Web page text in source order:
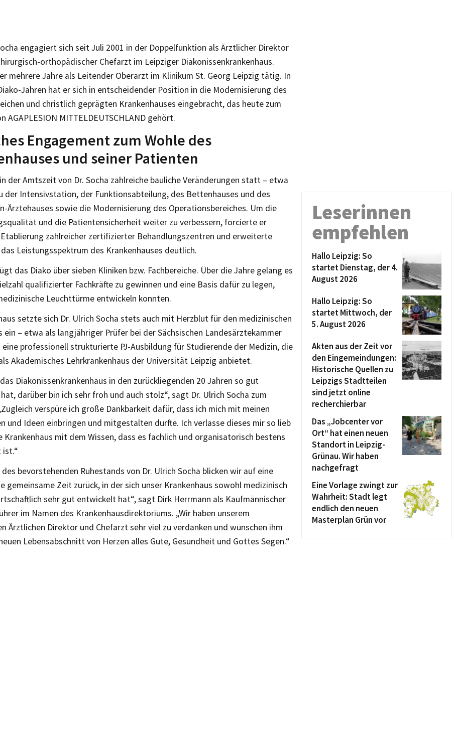
engagiert sich seit Juli 2001 in der Doppelfunktion als Ärztlicher Direktor
orthopädischer Chefarzt im Leipziger Diakonissenkrankenhaus.
mehrere Jahre als Leitender Oberarzt im Klinikum St. Georg Leipzig tätig. In
Jahren hat er sich in entscheidender Position in die Modernisierung des
und christlich geprägten Krankenhauses eingebracht, das heute zum
AGAPLESION MITTELDEUTSCHLAND gehört.
Engagement zum Wohle des
und seiner Patienten
der Amtszeit von Dr. Socha zahlreiche bauliche Veränderungen statt – etwa
der Intensivstation, der Funktionsabteilung, des Bettenhauses und des
Ärztehauses sowie die Modernisierung des Operationsbereiches. Um die
und die Patientensicherheit weiter zu verbessern, forcierte er
zahlreicher zertifizierter Behandlungszentren und erweiterte
Leistungsspektrum des Krankenhauses deutlich.
das Diako über sieben Kliniken bzw. Fachbereiche. Über die Jahre gelang es
qualifizierter Fachkräfte zu gewinnen und eine Basis dafür zu legen,
Leuchttürme entwickeln konnten.
setzte sich Dr. Ulrich Socha stets auch mit Herzblut für den medizinischen
ein – etwa als langjähriger Prüfer bei der Sächsischen Landesärztekammer
eine professionell strukturierte PJ-Ausbildung für Studierende der Medizin, die
Akademisches Lehrkrankenhaus der Universität Leipzig anbietet.
Diakonissenkrankenhaus in den zurückliegenden 20 Jahren so gut
darüber bin ich sehr froh und auch stolz“, sagt Dr. Ulrich Socha zum
verspüre ich große Dankbarkeit dafür, dass ich mich mit meinen
und Ideen einbringen und mitgestalten durfte. Ich verlasse dieses mir so lieb
Krankenhaus mit dem Wissen, dass es fachlich und organisatorisch bestens
des bevorstehenden Ruhestands von Dr. Ulrich Socha blicken wir auf eine
gemeinsame Zeit zurück, in der sich unser Krankenhaus sowohl medizinisch
sehr gut entwickelt hat“, sagt Dirk Herrmann als Kaufmännischer
im Namen des Krankenhausdirektoriums. „Wir haben unserem
Ärztlichen Direktor und Chefarzt sehr viel zu verdanken und wünschen ihm
Lebensabschnitt von Herzen alles Gute, Gesundheit und Gottes Segen.“
Leserinnen
empfehlen
Hallo Leipzig: So
startet Dienstag, der 4.
August 2026
Hallo Leipzig: So
startet Mittwoch, der
5. August 2026
Akten aus der Zeit vor
den Eingemeindungen:
Historische Quellen zu
Leipzigs Stadtteilen
sind jetzt online
recherchierbar
Das „Jobcenter vor
Ort“ hat einen neuen
Standort in Leipzig-
Grünau. Wir haben
nachgefragt
Eine Vorlage zwingt zur
Wahrheit: Stadt legt
endlich den neuen
Masterplan Grün vor